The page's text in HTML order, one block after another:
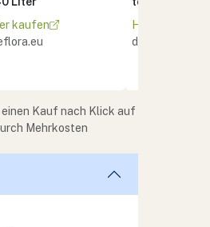
kaufen
Hier kaufen
dieflora.eu
Kauf nach Klick auf
Mehrkosten